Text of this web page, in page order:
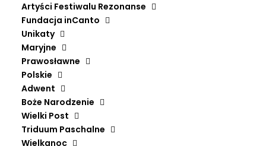
Artyści Festiwalu Rezonanse
Fundacja inCanto
Unikaty
Maryjne
Prawosławne
Polskie
Adwent
Boże Narodzenie
Wielki Post
Triduum Paschalne
Wielkanoc
Sortuj po cenie od najniższej
Sortuj po cenie od najwyższej